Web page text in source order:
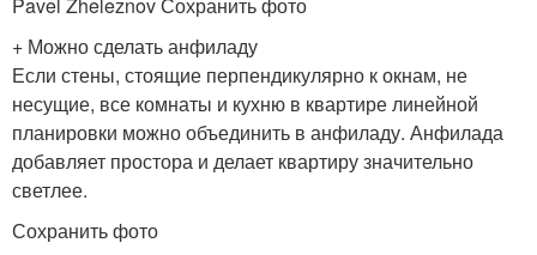
+ Можно сделать анфиладу
Если стены, стоящие перпендикулярно к окнам, не
несущие, все комнаты и кухню в квартире линейной
планировки можно объединить в анфиладу. Анфилада
добавляет простора и делает квартиру значительно
светлее.
Сохранить фото